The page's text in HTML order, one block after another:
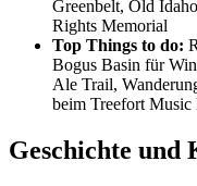
Greenbelt, Old
Rights Memorial
Top Things to do:
Bogus Basin für
Ale Trail,
beim Treefort Music
Geschichte und